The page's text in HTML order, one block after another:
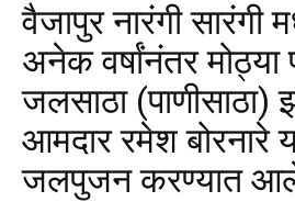
वैजापुर नारंगी सारंगी
अनेक वर्षांनंतर मोठ्या
जलसाठा (पाणीसाठा)
आमदार रमेश बोरनारे
जलपुजन करण्यात